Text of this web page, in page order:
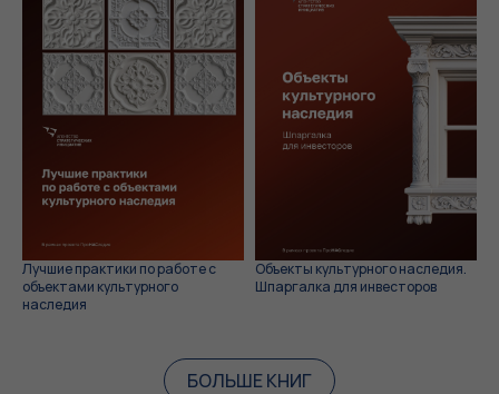
Лучшие практики по работе с
объектами культурного
наследия
Объекты культурного наследия.
Шпаргалка для инвесторов
БОЛЬШЕ КНИГ